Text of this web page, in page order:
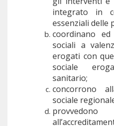
integrato in
essenziali delle
coordinano
sociali a
erogati con
sociale
sanitario;
concorrono
sociale
provvedono